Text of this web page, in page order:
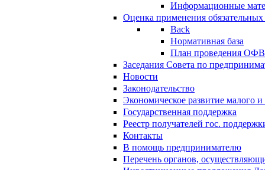
Информационные
Оценка применения
Back
Нормативная база
План проведения
Заседания Совета по
Новости
Законодательство
Экономическое развитие малого и
Государственная поддержка
Реестр получателей гос.
Контакты
В помощь предпринимателю
Перечень органов,